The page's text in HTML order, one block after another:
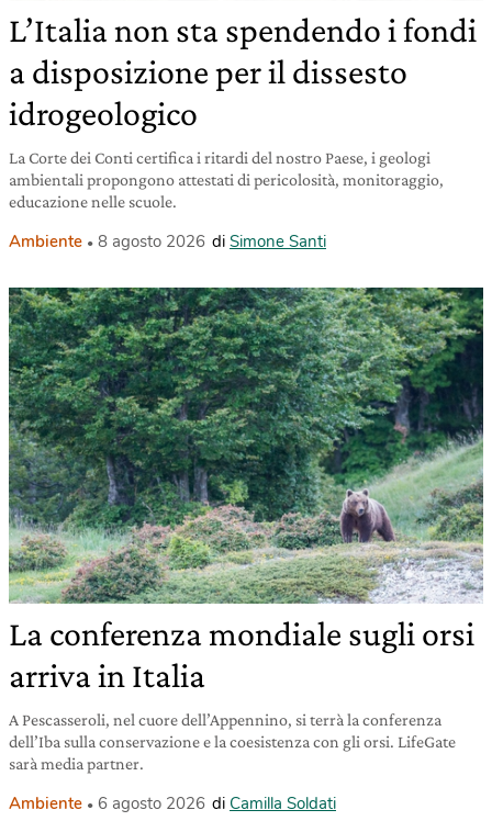
L’Italia non sta spendendo i fondi
a disposizione per il dissesto
idrogeologico
La Corte dei Conti certifica i ritardi del nostro Paese, i geologi
ambientali propongono attestati di pericolosità, monitoraggio,
educazione nelle scuole.
Ambiente 8 agosto 2026 di Simone Santi
La conferenza mondiale sugli orsi
arriva in Italia
A Pescasseroli, nel cuore dell’Appennino, si terrà la conferenza
dell’Iba sulla conservazione e la coesistenza con gli orsi. LifeGate
sarà media partner.
Ambiente 6 agosto 2026 di Camilla Soldati